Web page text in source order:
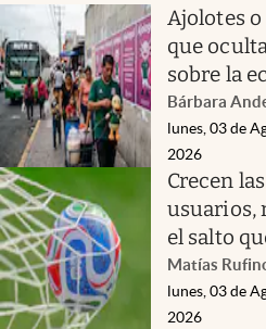
Ajolotes o
que
sobre la
Bárbara
lunes, 03 de
2026
Crecen
usuarios,
el salto
Matías
lunes, 03 de
2026